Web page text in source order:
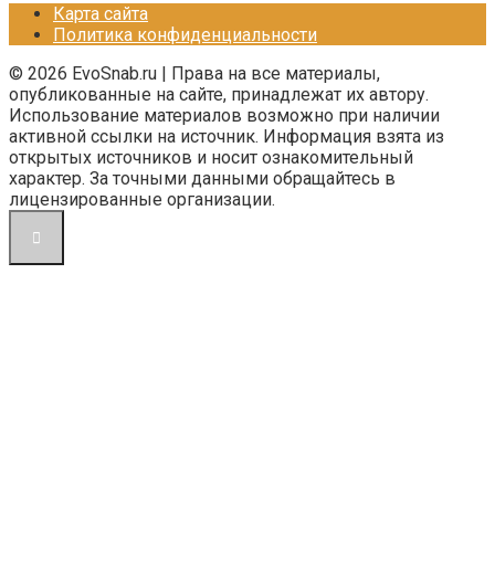
Карта сайта
Политика конфиденциальности
© 2026 EvoSnab.ru | Права на все материалы,
опубликованные на сайте, принадлежат их автору.
Использование материалов возможно при наличии
активной ссылки на источник. Информация взята из
открытых источников и носит ознакомительный
характер. За точными данными обращайтесь в
лицензированные организации.